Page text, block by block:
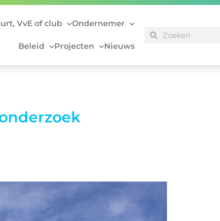
VvE of club Ondernemer
Beleid Projecten Nieuws